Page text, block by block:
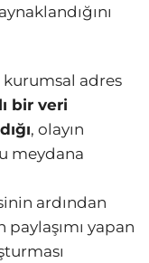
kurumsal adres
bir veri
, olayın
meydana
ardından
paylaşımı yapan